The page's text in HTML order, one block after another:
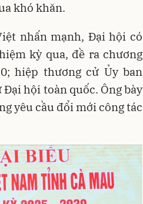
khó khăn.
nhấn mạnh, Đại hội có
kỳ qua, đề ra chương
hiệp thương cử Ủy ban
hội toàn quốc. Ông bày
yêu cầu đổi mới công tác